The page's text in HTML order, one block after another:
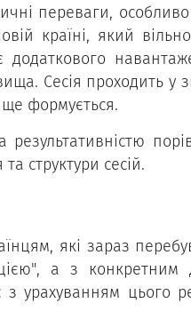
переваги,
країні, який
додаткового
Сесія проходить у
формується.
результативністю
структури сесій.
які зараз
а з конкретним
урахуванням цього